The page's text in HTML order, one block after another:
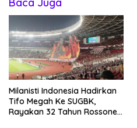
Milanisti Indonesia Hadirkan
Tifo Megah Ke SUGBK,
Rayakan 32 Tahun Rossoneri